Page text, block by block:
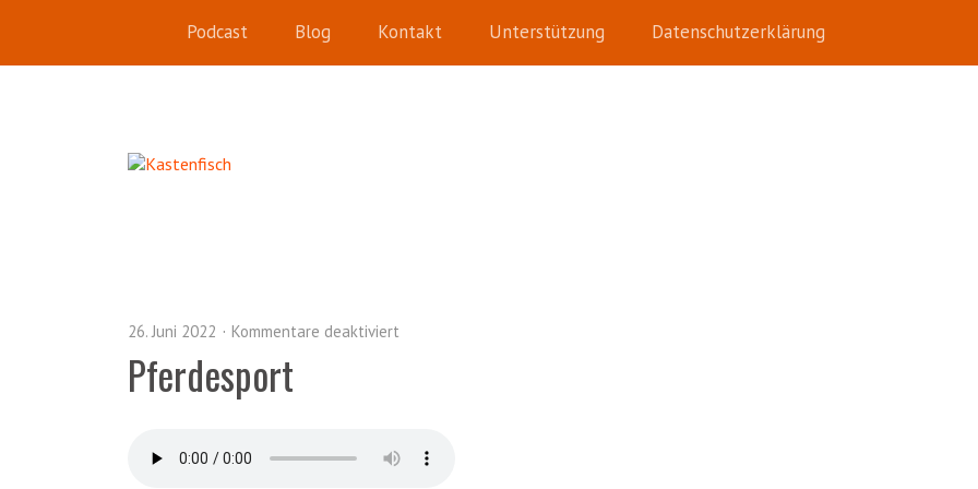
Podcast Blog Kontakt Unterstützung Datenschutzerklärung
26. Juni 2022 Kommentare deaktiviert
Pferdesport